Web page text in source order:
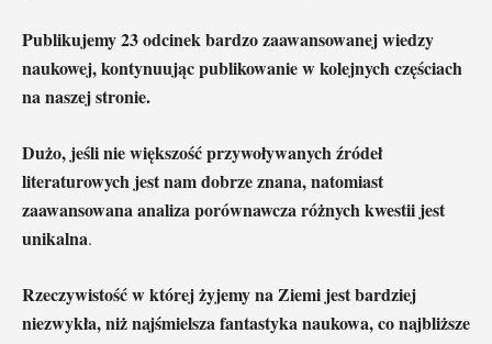
Publikujemy 23 odcinek bardzo zaawansowanej wiedzy
naukowej, kontynuując publikowanie w kolejnych częściach
na naszej stronie.
Dużo, jeśli nie większość przywoływanych źródeł
literaturowych jest nam dobrze znana, natomiast
zaawansowana analiza porównawcza różnych kwestii jest
unikalna.
Rzeczywistość w której żyjemy na Ziemi jest bardziej
niezwykła, niż najśmielsza fantastyka naukowa, co najbliższe